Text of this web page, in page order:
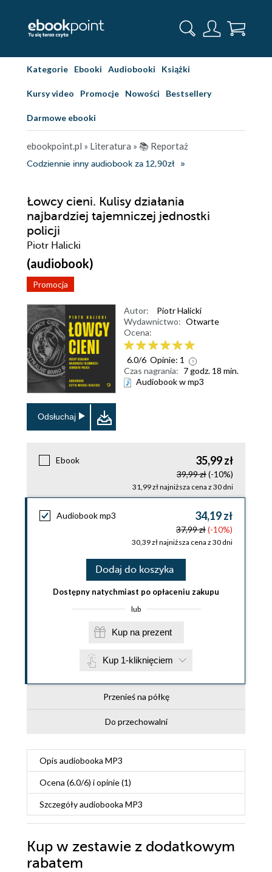
Kategorie Ebooki Audiobooki Książki
Kursy video Promocje Nowości Bestsellery
Darmowe ebooki
ebookpoint.pl » Literatura » 📚 Reportaż
Codziennie inny audiobook za 12,90zł
Łowcy cieni. Kulisy działania
najbardziej tajemniczej jednostki
policji
Piotr Halicki
(audiobook)
Promocja
Odsłuchaj
Autor:
Piotr Halicki
Wydawnictwo: Otwarte
Ocena:
6.0/6 Opinie: 1
Czas nagrania: 7 godz. 18 min.
Audiobook w mp3
Ebook 35,99 zł
39,99 zł(-10%)
31,99 zł najniższa cena z 30 dni
Audiobook mp3 34,19 zł
37,99 zł(-10%)
30,39 zł najniższa cena z 30 dni
Dodaj do koszyka
Dostępny natychmiast po opłaceniu zakupu
lub
Kup na prezent
Kup 1-kliknięciem
Przenieś na półkę
Do przechowalni
Opis audiobooka MP3
Ocena (6.0/6) i opinie (1)
Szczegółyaudiobooka MP3
Kup w zestawie z dodatkowym
rabatem